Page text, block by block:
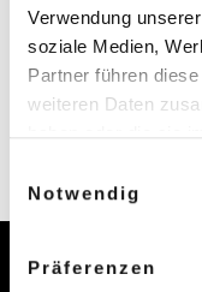
Verwendung
soziale Medien,
Partner führen
weiteren Daten
Weitere
Notwendig
Präferenzen
Website: Gaspare
und Chor – NDR